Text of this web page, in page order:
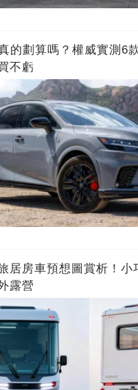
的劃算嗎？權威實測6
不虧
居房車預想圖賞析！小
露營